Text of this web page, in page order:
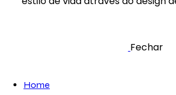
Fechar
Home